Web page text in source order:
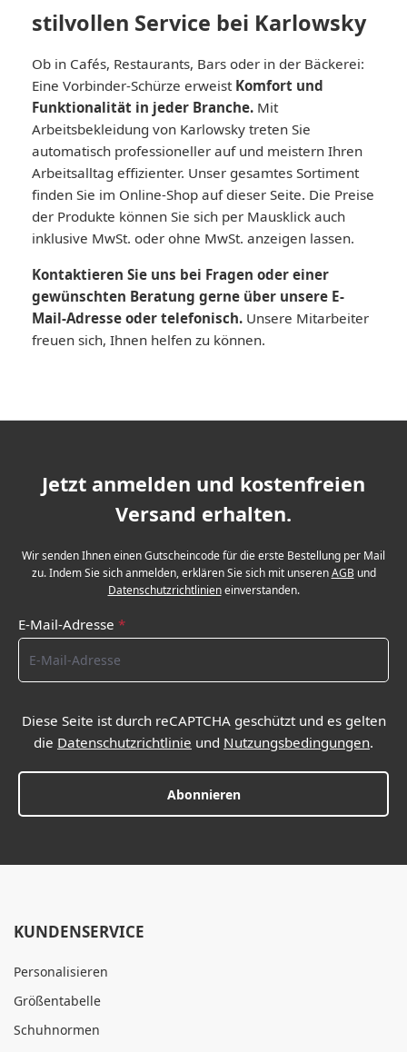
stilvollen Service bei Karlowsky
Ob in Cafés, Restaurants, Bars oder in der Bäckerei:
Eine Vorbinder-Schürze erweist Komfort und
Funktionalität in jeder Branche. Mit
Arbeitsbekleidung von Karlowsky treten Sie
automatisch professioneller auf und meistern Ihren
Arbeitsalltag effizienter. Unser gesamtes Sortiment
finden Sie im Online-Shop auf dieser Seite. Die Preise
der Produkte können Sie sich per Mausklick auch
inklusive MwSt. oder ohne MwSt. anzeigen lassen.
Kontaktieren Sie uns bei Fragen oder einer
gewünschten Beratung gerne über unsere E-
Mail-Adresse oder telefonisch. Unsere Mitarbeiter
freuen sich, Ihnen helfen zu können.
Jetzt anmelden und kostenfreien
Versand erhalten.
Wir senden Ihnen einen Gutscheincode für die erste Bestellung per Mail
zu. Indem Sie sich anmelden, erklären Sie sich mit unserenAGBund
Datenschutzrichtlinieneinverstanden.
E-Mail-Adresse *
Diese Seite ist durch reCAPTCHA geschützt und es gelten
die Datenschutzrichtlinie und Nutzungsbedingungen.
Abonnieren
KUNDENSERVICE
Personalisieren
Größentabelle
Schuhnormen